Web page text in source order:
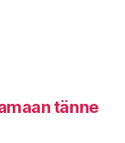
tänne